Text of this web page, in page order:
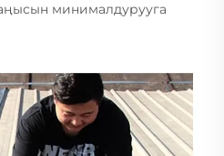
минималдурууга